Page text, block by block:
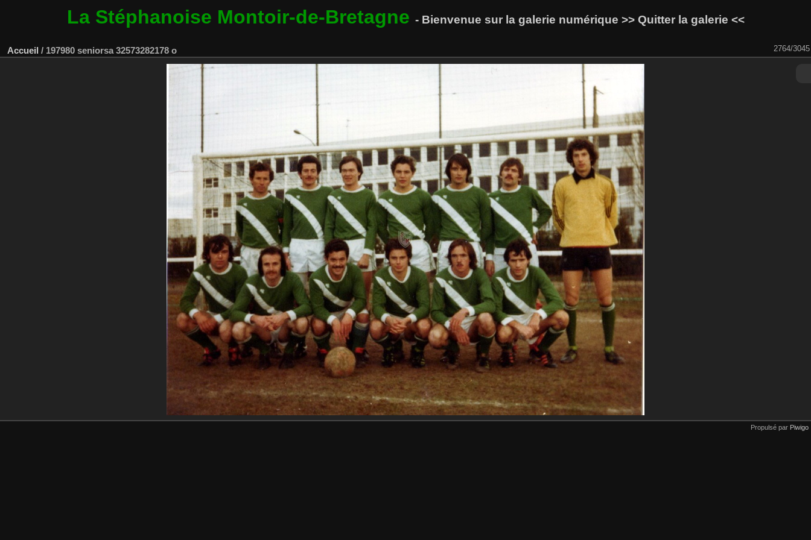
La Stéphanoise Montoir-de-Bretagne - Bienvenue sur la galerie numérique >> Quitter la galerie <<
Accueil / 197980 seniorsa 32573282178 o 2764/3045
Propulsé par Piwigo